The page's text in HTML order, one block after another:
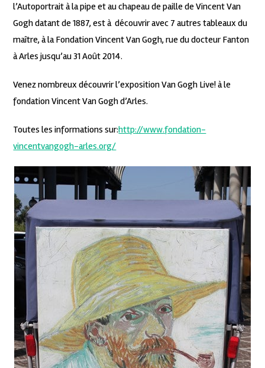
l’Autoportrait à la pipe et au chapeau de paille de Vincent Van
Gogh datant de 1887, est à découvrir avec 7 autres tableaux du
maître, à la Fondation Vincent Van Gogh, rue du docteur Fanton
à Arles jusqu’au 31 Août 2014.
Venez nombreux découvrir l’exposition Van Gogh Live! à le
fondation Vincent Van Gogh d’Arles.
Toutes les informations sur:http://www.fondation-
vincentvangogh-arles.org/